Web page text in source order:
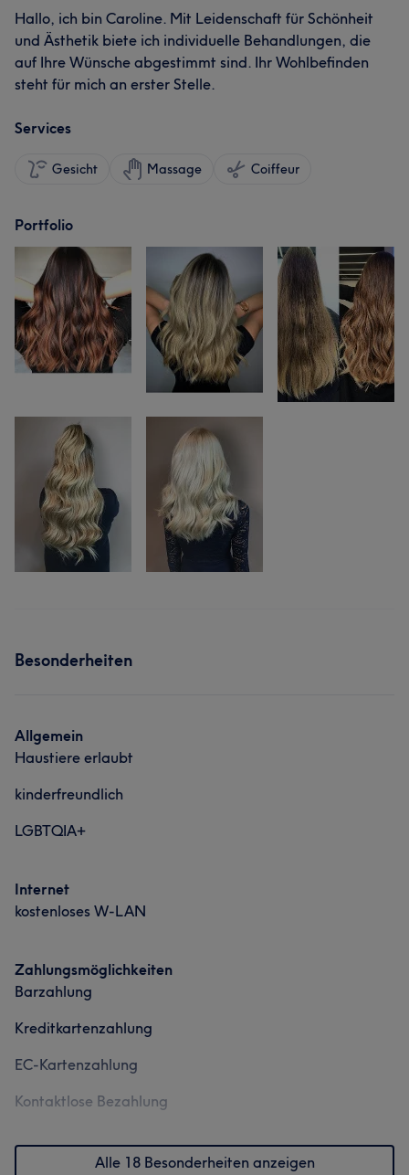
Hallo, ich bin Caroline. Mit Leidenschaft für Schönheit
und Ästhetik biete ich individuelle Behandlungen, die
auf Ihre Wünsche abgestimmt sind. Ihr Wohlbefinden
steht für mich an erster Stelle.
Services
Gesicht Massage Coiffeur
Portfolio
Besonderheiten
Allgemein
Haustiere erlaubt
kinderfreundlich
LGBTQIA+
Internet
kostenloses W-LAN
Zahlungsmöglichkeiten
Barzahlung
Kreditkartenzahlung
EC-Kartenzahlung
Kontaktlose Bezahlung
Alle 18 Besonderheiten anzeigen